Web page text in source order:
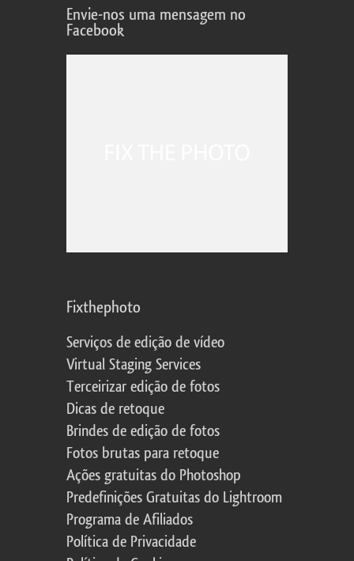
Envie-nos uma mensagem no
Facebook
Fixthephoto
Serviços de edição de vídeo
Virtual Staging Services
Terceirizar edição de fotos
Dicas de retoque
Brindes de edição de fotos
Fotos brutas para retoque
Ações gratuitas do Photoshop
Predefinições Gratuitas do Lightroom
Programa de Afiliados
Política de Privacidade